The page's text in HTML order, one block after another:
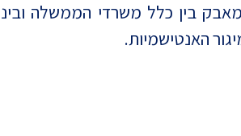
בין כלל משרדי הממשלה
האנטישמיות.